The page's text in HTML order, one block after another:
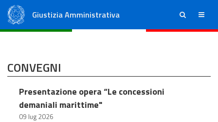
Giustizia Amministrativa ricerca menu
CONVEGNI
Presentazione opera “Le concessioni
demaniali marittime"
09 lug 2026